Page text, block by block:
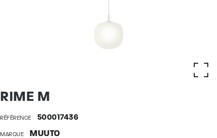
RIME M
RÉFÉRENCE 500017436
MARQUE MUUTO